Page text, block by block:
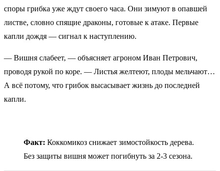
споры грибка уже ждут своего часа. Они зимуют в опавшей
листве, словно спящие драконы, готовые к атаке. Первые
капли дождя — сигнал к наступлению.
— Вишня слабеет, — объясняет агроном Иван Петрович,
проводя рукой по коре. — Листья желтеют, плоды мельчают…
А всё потому, что грибок высасывает жизнь до последней
капли.
Факт: Коккомикоз снижает зимостойкость дерева.
Без защиты вишня может погибнуть за 2-3 сезона.